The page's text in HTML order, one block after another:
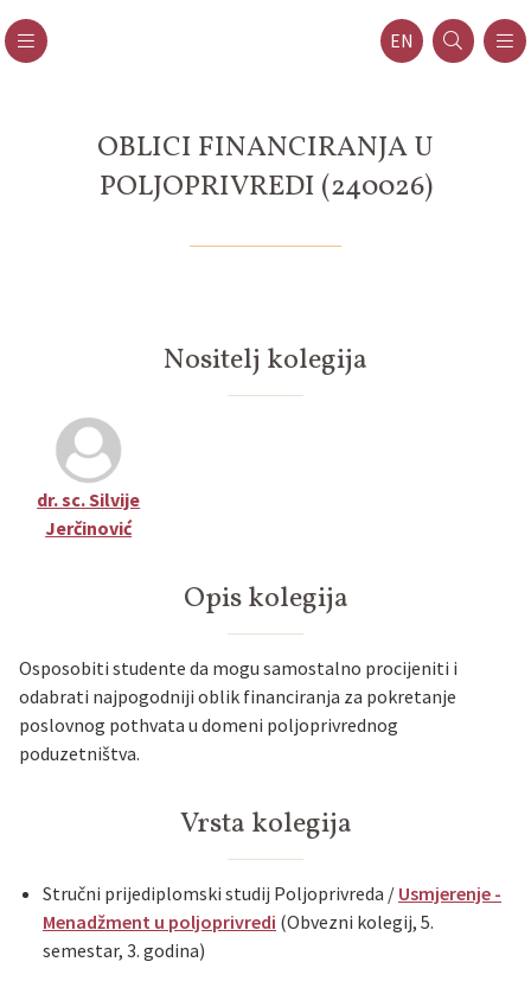
EN
OBLICI FINANCIRANJA U
POLJOPRIVREDI (240026)
Nositelj kolegija
dr. sc. Silvije
Jerčinović
Opis kolegija
Osposobiti studente da mogu samostalno procijeniti i
odabrati najpogodniji oblik financiranja za pokretanje
poslovnog pothvata u domeni poljoprivrednog
poduzetništva.
Vrsta kolegija
Stručni prijediplomski studij Poljoprivreda / Usmjerenje -
Menadžment u poljoprivredi (Obvezni kolegij, 5.
semestar, 3. godina)